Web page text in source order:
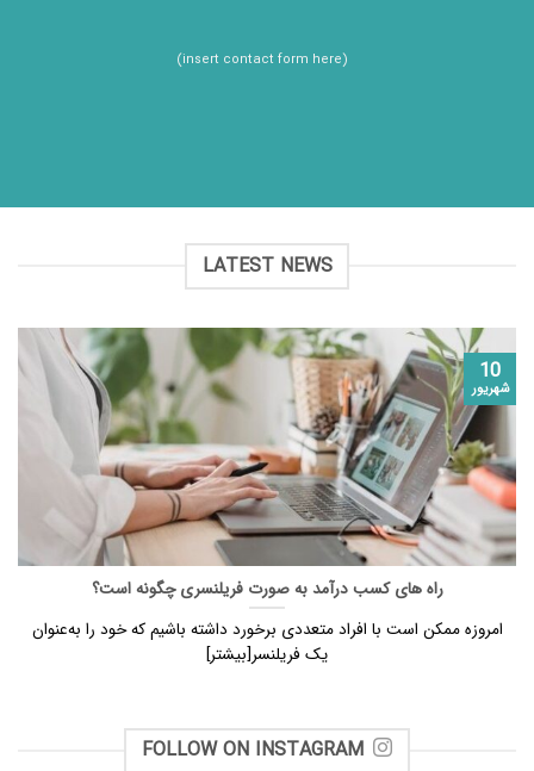
(insert contact form here)
LATEST NEWS
راه های کسب درآمد به صورت فریلنسری چگونه است؟
امروزه ممکن است با افراد متعددی برخورد داشته باشیم که خود را به‌عنوان
یک فریلنسر[بیشتر]
10
شهریور
FOLLOW ON INSTAGRAM